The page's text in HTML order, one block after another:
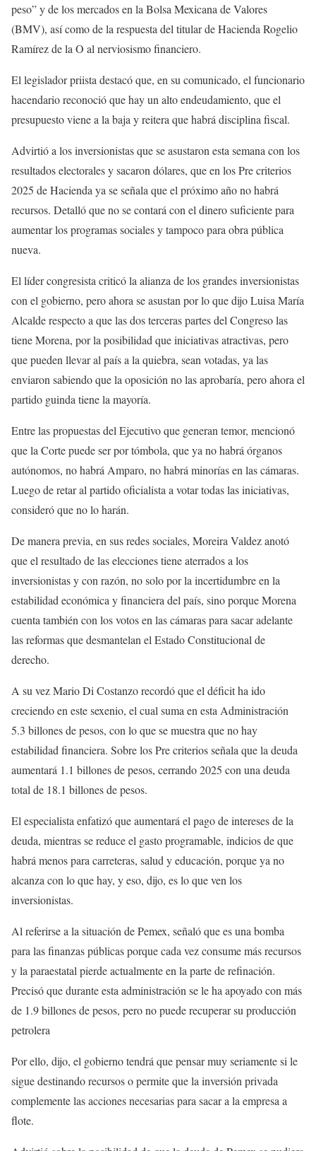
peso” y de los mercados en la Bolsa Mexicana de Valores
(BMV), así como de la respuesta del titular de Hacienda Rogelio
Ramírez de la O al nerviosismo financiero.
El legislador priista destacó que, en su comunicado, el funcionario
hacendario reconoció que hay un alto endeudamiento, que el
presupuesto viene a la baja y reitera que habrá disciplina fiscal.
Advirtió a los inversionistas que se asustaron esta semana con los
resultados electorales y sacaron dólares, que en los Pre criterios
2025 de Hacienda ya se señala que el próximo año no habrá
recursos. Detalló que no se contará con el dinero suficiente para
aumentar los programas sociales y tampoco para obra pública
nueva.
El líder congresista criticó la alianza de los grandes inversionistas
con el gobierno, pero ahora se asustan por lo que dijo Luisa María
Alcalde respecto a que las dos terceras partes del Congreso las
tiene Morena, por la posibilidad que iniciativas atractivas, pero
que pueden llevar al país a la quiebra, sean votadas, ya las
enviaron sabiendo que la oposición no las aprobaría, pero ahora el
partido guinda tiene la mayoría.
Entre las propuestas del Ejecutivo que generan temor, mencionó
que la Corte puede ser por tómbola, que ya no habrá órganos
autónomos, no habrá Amparo, no habrá minorías en las cámaras.
Luego de retar al partido oficialista a votar todas las iniciativas,
consideró que no lo harán.
De manera previa, en sus redes sociales, Moreira Valdez anotó
que el resultado de las elecciones tiene aterrados a los
inversionistas y con razón, no solo por la incertidumbre en la
estabilidad económica y financiera del país, sino porque Morena
cuenta también con los votos en las cámaras para sacar adelante
las reformas que desmantelan el Estado Constitucional de
derecho.
A su vez Mario Di Costanzo recordó que el déficit ha ido
creciendo en este sexenio, el cual suma en esta Administración
5.3 billones de pesos, con lo que se muestra que no hay
estabilidad financiera. Sobre los Pre criterios señala que la deuda
aumentará 1.1 billones de pesos, cerrando 2025 con una deuda
total de 18.1 billones de pesos.
El especialista enfatizó que aumentará el pago de intereses de la
deuda, mientras se reduce el gasto programable, indicios de que
habrá menos para carreteras, salud y educación, porque ya no
alcanza con lo que hay, y eso, dijo, es lo que ven los
inversionistas.
Al referirse a la situación de Pemex, señaló que es una bomba
para las finanzas públicas porque cada vez consume más recursos
y la paraestatal pierde actualmente en la parte de refinación.
Precisó que durante esta administración se le ha apoyado con más
de 1.9 billones de pesos, pero no puede recuperar su producción
petrolera
Por ello, dijo, el gobierno tendrá que pensar muy seriamente si le
sigue destinando recursos o permite que la inversión privada
complemente las acciones necesarias para sacar a la empresa a
flote.